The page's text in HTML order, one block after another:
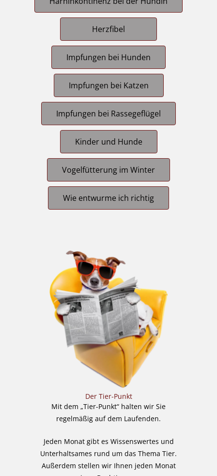
Herzfibel
Impfungen bei Hunden
Impfungen bei Katzen
Impfungen bei Rassegeflügel
Kinder und Hunde
Vogelfütterung im Winter
Wie entwurme ich richtig
Der Tier-Punkt
Mit dem „Tier-Punkt“ halten wir Sie
regelmäßig auf dem Laufenden.
Jeden Monat gibt es Wissenswertes und
Unterhaltsames rund um das Thema Tier.
Außerdem stellen wir Ihnen jeden Monat